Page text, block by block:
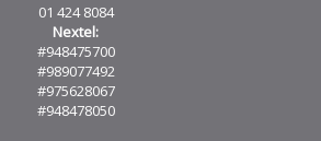
01 424 8084
Nextel:
#948475700
#989077492
#975628067
#948478050